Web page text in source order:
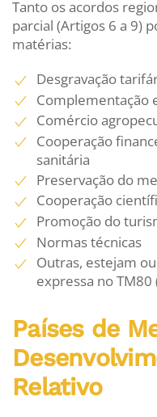
Tanto os acordos
parcial (Artigos 6 a 9)
matérias:
Desgravação
Complementação
Comércio
Cooperação
sanitária
Preservação do
Cooperação
Promoção do
Normas técnicas
Outras, estejam
expressa no
Países de
Relativo